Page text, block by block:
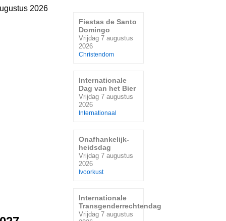
2026
Fiestas de Santo
Domingo
Vrijdag 7 augustus
2026
Christendom
Internationale
Dag van het Bier
Vrijdag 7 augustus
2026
Internationaal
Onafhankelijk-
heidsdag
Vrijdag 7 augustus
2026
Ivoorkust
Internationale
Transgenderrechtendag
Vrijdag 7 augustus